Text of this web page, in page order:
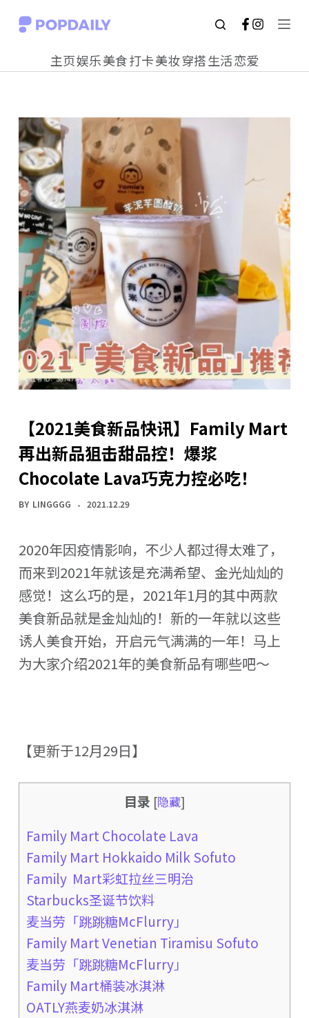
S
o
c
o
n
t
e
n
t
主页娱乐美食打卡美妆穿搭生活恋爱
【2021美食新品快讯】Family Mart
再出新品狙击甜品控！爆浆
Chocolate Lava巧克力控必吃！
BY LINGGGG 2021.12.29
2020年因疫情影响，不少人都过得太难了，
而来到2021年就该是充满希望、金光灿灿的
感觉！这么巧的是，2021年1月的其中两款
美食新品就是金灿灿的！新的一年就以这些
诱人美食开始，开启元气满满的一年！马上
为大家介绍2021年的美食新品有哪些吧～
【更新于12月29日】
目录 [隐藏]
Family Mart Chocolate Lava
Family Mart Hokkaido Milk Sofuto
Family Mart彩虹拉丝三明治
Starbucks圣诞节饮料
麦当劳「跳跳糖McFlurry」
Family Mart Venetian Tiramisu Sofuto
麦当劳「跳跳糖McFlurry」
Family Mart桶装冰淇淋
OATLY燕麦奶冰淇淋